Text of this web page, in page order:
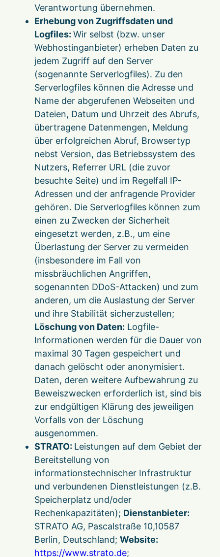
Verantwortung übernehmen.
Erhebung von Zugriffsdaten und
Logfiles:Wir selbst (bzw. unser
Webhostinganbieter) erheben Daten zu
jedem Zugriff auf den Server
(sogenannte Serverlogfiles). Zu den
Serverlogfiles können die Adresse und
Name der abgerufenen Webseiten und
Dateien, Datum und Uhrzeit des Abrufs,
übertragene Datenmengen, Meldung
über erfolgreichen Abruf, Browsertyp
nebst Version, das Betriebssystem des
Nutzers, Referrer URL (die zuvor
besuchte Seite) und im Regelfall IP-
Adressen und der anfragende Provider
gehören. Die Serverlogfiles können zum
einen zu Zwecken der Sicherheit
eingesetzt werden, z.B., um eine
Überlastung der Server zu vermeiden
(insbesondere im Fall von
missbräuchlichen Angriffen,
sogenannten DDoS-Attacken) und zum
anderen, um die Auslastung der Server
und ihre Stabilität sicherzustellen;
Löschung von Daten: Logfile-
Informationen werden für die Dauer von
maximal 30 Tagen gespeichert und
danach gelöscht oder anonymisiert.
Daten, deren weitere Aufbewahrung zu
Beweiszwecken erforderlich ist, sind bis
zur endgültigen Klärung des jeweiligen
Vorfalls von der Löschung
ausgenommen.
STRATO: Leistungen auf dem Gebiet der
Bereitstellung von
informationstechnischer Infrastruktur
und verbundenen Dienstleistungen (z.B.
Speicherplatz und/oder
Rechenkapazitäten); Dienstanbieter:
STRATO AG, Pascalstraße 10,10587
Berlin, Deutschland;Website:
https://www.strato.de;